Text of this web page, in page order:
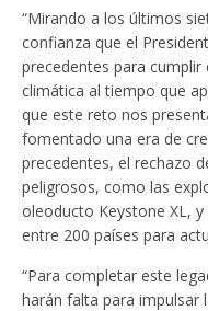
“Mirando a los últimos
confianza que el
precedentes para
climática al tiempo que
que este reto nos
fomentado una era de
precedentes, el rechazo
peligrosos, como las
oleoducto Keystone XL,
entre 200 países para
“Para completar este
harán falta para impulsar